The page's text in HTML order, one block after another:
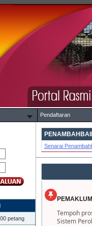
Pendaftaran
petang
Senarai
Tempoh
Sistem